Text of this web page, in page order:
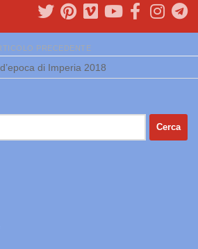
PRECEDENTE
di Imperia 2018